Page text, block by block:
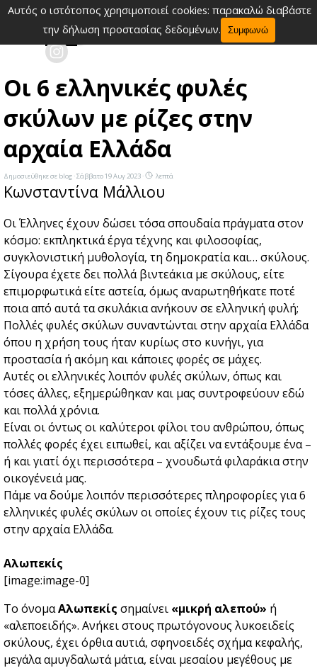
Αυτός ο ιστότοπος χρησιμοποιεί cookies: παρακαλώ διαβάστε
την δήλωση προστασίας δεδομένων.
Συμφωνώ
Μετάβαση στο περιεχόμενο
Παράλειψη μενού
Οι 6 ελληνικές φυλές
σκύλων με ρίζες στην
αρχαία Ελλάδα
Δημοσιεύθηκε σε blog · Σάββατο 19 Αυγ 2023 · λεπτά
Κωνσταντίνα Μάλλιου
Οι Έλληνες έχουν δώσει τόσα σπουδαία πράγματα στον
κόσμο: εκπληκτικά έργα τέχνης και φιλοσοφίας,
συγκλονιστική μυθολογία, τη δημοκρατία και… σκύλους.
Σίγουρα έχετε δει πολλά βιντεάκια με σκύλους, είτε
επιμορφωτικά είτε αστεία, όμως αναρωτηθήκατε ποτέ
ποια από αυτά τα σκυλάκια ανήκουν σε ελληνική φυλή;
Πολλές φυλές σκύλων συναντώνται στην αρχαία Ελλάδα
όπου η χρήση τους ήταν κυρίως στο κυνήγι, για
προστασία ή ακόμη και κάποιες φορές σε μάχες.
Αυτές οι ελληνικές λοιπόν φυλές σκύλων, όπως και
τόσες άλλες, εξημερώθηκαν και μας συντροφεύουν εδώ
και πολλά χρόνια.
Είναι οι όντως οι καλύτεροι φίλοι του ανθρώπου, όπως
πολλές φορές έχει ειπωθεί, και αξίζει να εντάξουμε ένα –
ή και γιατί όχι περισσότερα – χνουδωτά φιλαράκια στην
οικογένειά μας.
Πάμε να δούμε λοιπόν περισσότερες πληροφορίες για 6
ελληνικές φυλές σκύλων οι οποίες έχουν τις ρίζες τους
στην αρχαία Ελλάδα.
Αλωπεκίς
[image:image-0]
Το όνομαΑλωπεκίς σημαίνει «μικρή αλεπού» ή
«αλεποειδής». Ανήκει στους πρωτόγονους λυκοειδείς
σκύλους, έχει όρθια αυτιά, σφηνοειδές σχήμα κεφαλής,
μεγάλα αμυγδαλωτά μάτια, είναι μεσαίου μεγέθους με